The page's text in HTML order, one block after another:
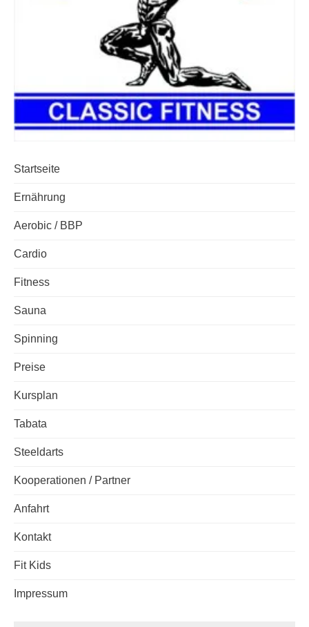
Startseite
Ernährung
Aerobic / BBP
Cardio
Fitness
Sauna
Spinning
Preise
Kursplan
Tabata
Steeldarts
Kooperationen / Partner
Anfahrt
Kontakt
Fit Kids
Impressum